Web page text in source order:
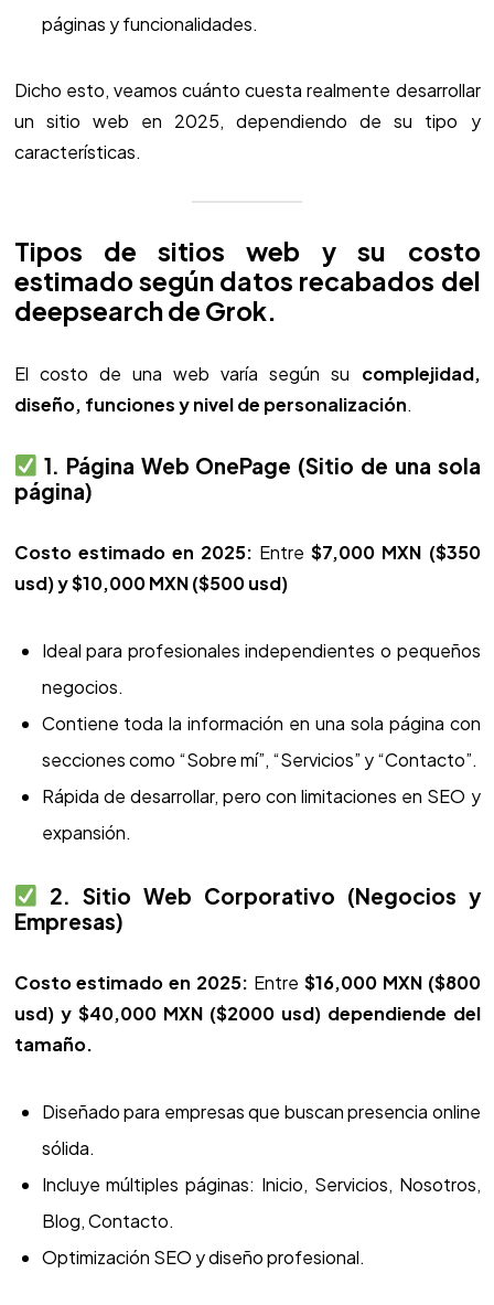
páginas y funcionalidades.
Dicho esto, veamos cuánto cuesta realmente desarrollar
un sitio web en 2025, dependiendo de su tipo y
características.
Tipos de sitios web y su costo
estimado según datos recabados del
deepsearch de Grok.
El costo de una web varía según su complejidad,
diseño, funciones y nivel de personalización.
1. Página Web OnePage (Sitio de una sola
página)
Costo estimado en 2025: Entre$7,000 MXN ($350
usd) y $10,000 MXN ($500 usd)
Ideal para profesionales independientes o pequeños
negocios.
Contiene toda la información en una sola página con
secciones como “Sobre mí”, “Servicios” y “Contacto”.
Rápida de desarrollar, pero con limitaciones en SEO y
expansión.
2. Sitio Web Corporativo (Negocios y
Empresas)
Costo estimado en 2025: Entre $16,000 MXN ($800
usd) y $40,000 MXN ($2000 usd) dependiende del
tamaño.
Diseñado para empresas que buscan presencia online
sólida.
Incluye múltiples páginas: Inicio, Servicios, Nosotros,
Blog, Contacto.
Optimización SEO y diseño profesional.